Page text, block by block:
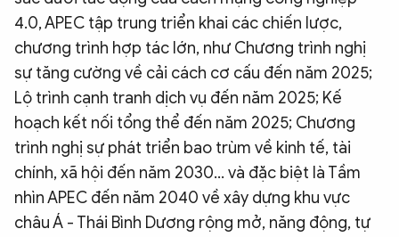
4.0, APEC tập trung triển khai các chiến lược,
chương trình hợp tác lớn, như Chương trình nghị
sự tăng cường về cải cách cơ cấu đến năm 2025;
Lộ trình cạnh tranh dịch vụ đến năm 2025; Kế
hoạch kết nối tổng thể đến năm 2025; Chương
trình nghị sự phát triển bao trùm về kinh tế, tài
chính, xã hội đến năm 2030... và đặc biệt là Tầm
nhìn APEC đến năm 2040 về xây dựng khu vực
châu Á - Thái Bình Dương rộng mở, năng động, tự